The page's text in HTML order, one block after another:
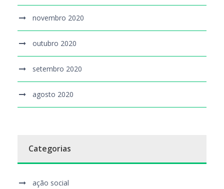
novembro 2020
outubro 2020
setembro 2020
agosto 2020
Categorias
ação social